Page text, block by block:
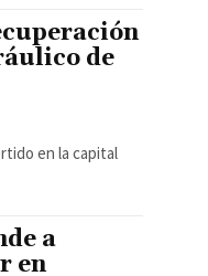
de
en la capital
a
en